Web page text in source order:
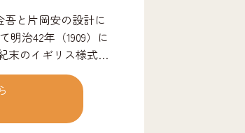
と片岡安の設計に
明治42年（1909）に
末のイギリス様式
変化に富んでいる。
された後、平成6年
かれた施設「赤煉瓦
21日に，リニューア